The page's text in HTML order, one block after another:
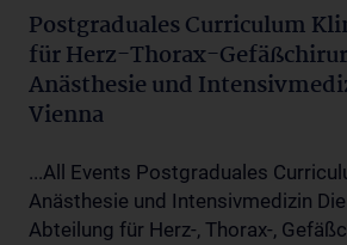
Postgraduales Curriculum
für Herz-Thorax-
Anästhesie und
Vienna
...All Events Postgraduales
Anästhesie und Intensivmedizin
Abteilung für Herz-, Thorax-,